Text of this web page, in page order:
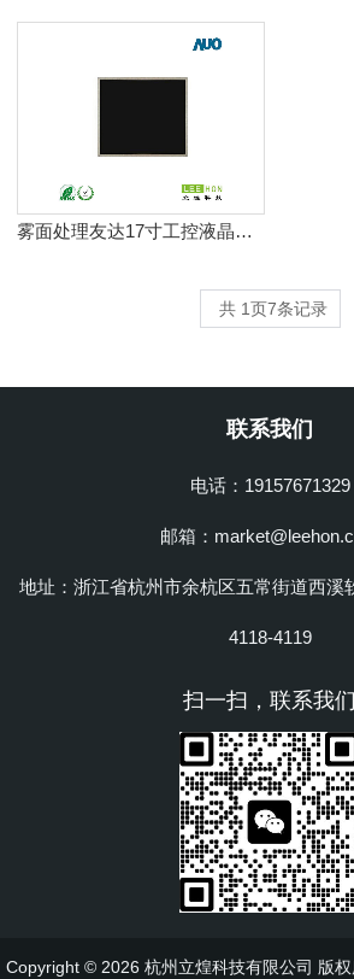
雾面处理友达17寸工控液晶屏P170ETN01.0
共 1页7条记录
联系我们
电话：19157671329
邮箱：
地址：浙江省杭州市余杭区五常街道西溪
4118-4119
扫一扫，联系我们
Copyright © 2026 杭州立煌科技有限公司 版